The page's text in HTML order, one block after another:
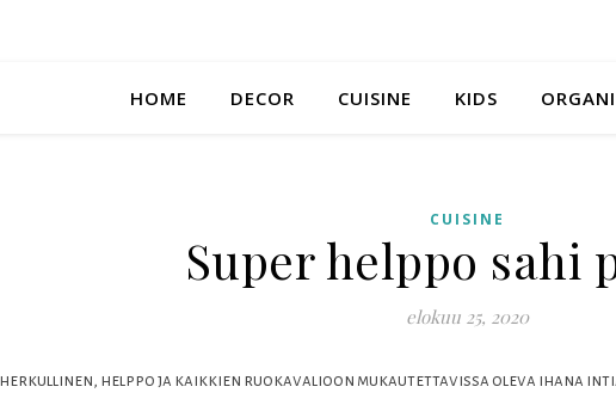
HOME DECOR CUISINE KIDS
CUISINE
Super helppo sahi
elokuu 25, 2020
herkullinen, helppo ja kaikkien ruokavalioon mukautettavissa oleva ihana